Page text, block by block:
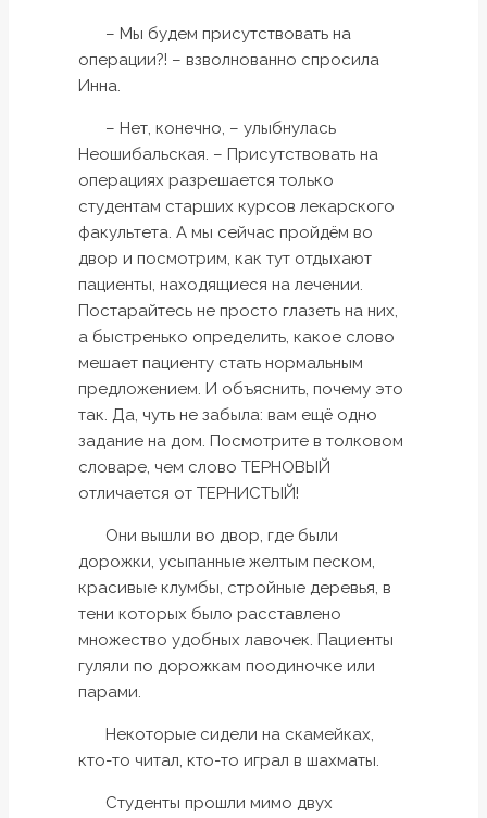
– Мы будем присутствовать на
операции?! – взволнованно спросила
Инна.
– Нет, конечно, – улыбнулась
Неошибальская. – Присутствовать на
операциях разрешается только
студентам старших курсов лекарского
факультета. А мы сейчас пройдём во
двор и посмотрим, как тут отдыхают
пациенты, находящиеся на лечении.
Постарайтесь не просто глазеть на них,
а быстренько определить, какое слово
мешает пациенту стать нормальным
предложением. И объяснить, почему это
так. Да, чуть не забыла: вам ещё одно
задание на дом. Посмотрите в толковом
словаре, чем слово ТЕРНОВЫЙ
отличается от ТЕРНИСТЫЙ!
Они вышли во двор, где были
дорожки, усыпанные желтым песком,
красивые клумбы, стройные деревья, в
тени которых было расставлено
множество удобных лавочек. Пациенты
гуляли по дорожкам поодиночке или
парами.
Некоторые сидели на скамейках,
кто-то читал, кто-то играл в шахматы.
Студенты прошли мимо двух